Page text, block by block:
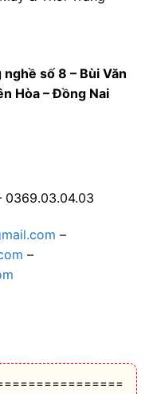
số 8 – Bùi Văn
Hòa – Đồng Nai
0369.03.04.03
–
–